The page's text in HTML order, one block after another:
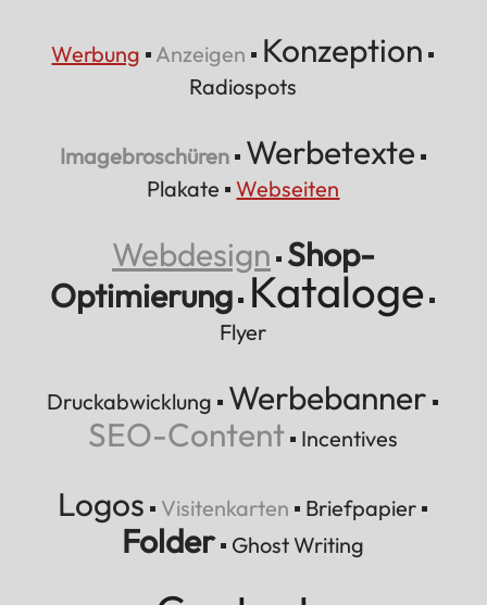
Werbung ▪ Anzeigen ▪ Konzeption ▪
Radiospots
Imagebroschüren▪ Werbetexte ▪
Plakate ▪Webseiten
Webdesign ▪ Shop-
Optimierung ▪ Kataloge ▪
Flyer
Druckabwicklung ▪ Werbebanner ▪
SEO-Content ▪ Incentives
Logos ▪ Visitenkarten ▪ Briefpapier ▪
Folder▪ Ghost Writing